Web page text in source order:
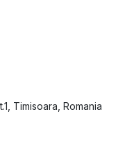
Timisoara, Romania